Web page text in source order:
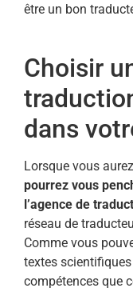
être un bon
Choisir
dans
Lorsque vous
pourrez vous
l’agence de
réseau de
Comme vous
textes
compétences que